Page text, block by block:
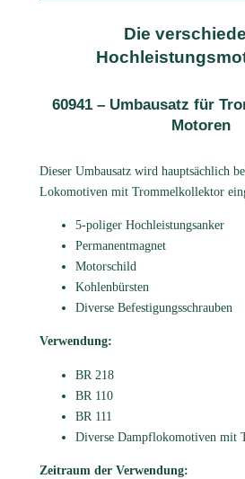
Die
60941 – Umbausatz für
Motoren
Dieser Umbausatz wird hauptsächlich
Lokomotiven mit Trommelkollektor
5-poliger Hochleistungsanker
Permanentmagnet
Motorschild
Kohlenbürsten
Diverse Befestigungsschrauben
Verwendung:
BR 218
BR 110
BR 111
Diverse Dampflokomotiven mit
Zeitraum der Verwendung: